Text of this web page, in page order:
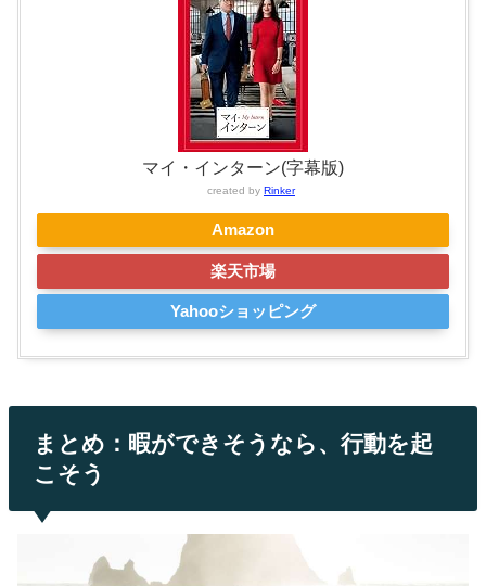
マイ・インターン(字幕版)
created by Rinker
Amazon
楽天市場
Yahooショッピング
まとめ：暇ができそうなら、行動を起
こそう